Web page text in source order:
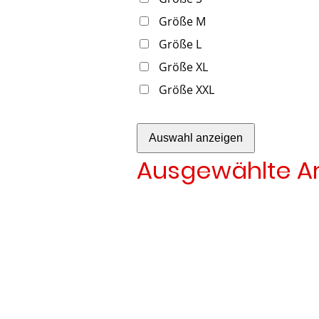
Größe M
Größe L
Größe XL
Größe XXL
Auswahl anzeigen
Ausgewählte